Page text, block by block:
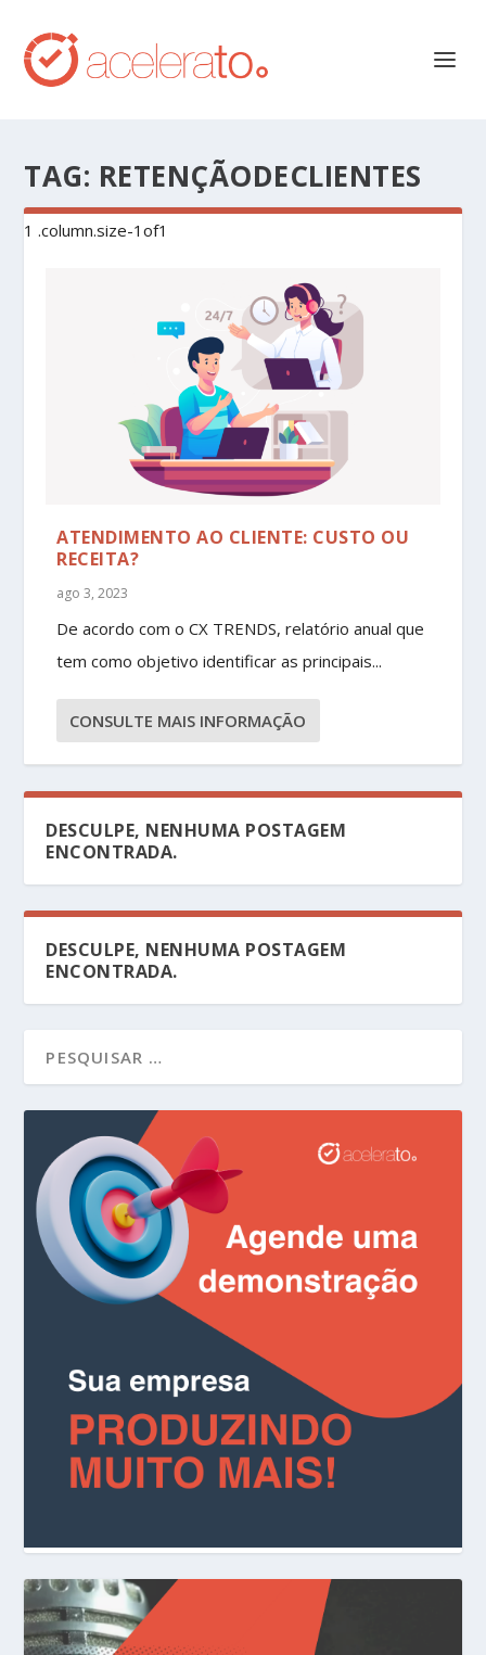
TAG: RETENÇÃODECLIENTES
ATENDIMENTO AO CLIENTE: CUSTO OU
RECEITA?
ago 3, 2023
De acordo com o CX TRENDS, relatório anual que
tem como objetivo identificar as principais...
CONSULTE MAIS INFORMAÇÃO
DESCULPE, NENHUMA POSTAGEM
ENCONTRADA.
DESCULPE, NENHUMA POSTAGEM
ENCONTRADA.